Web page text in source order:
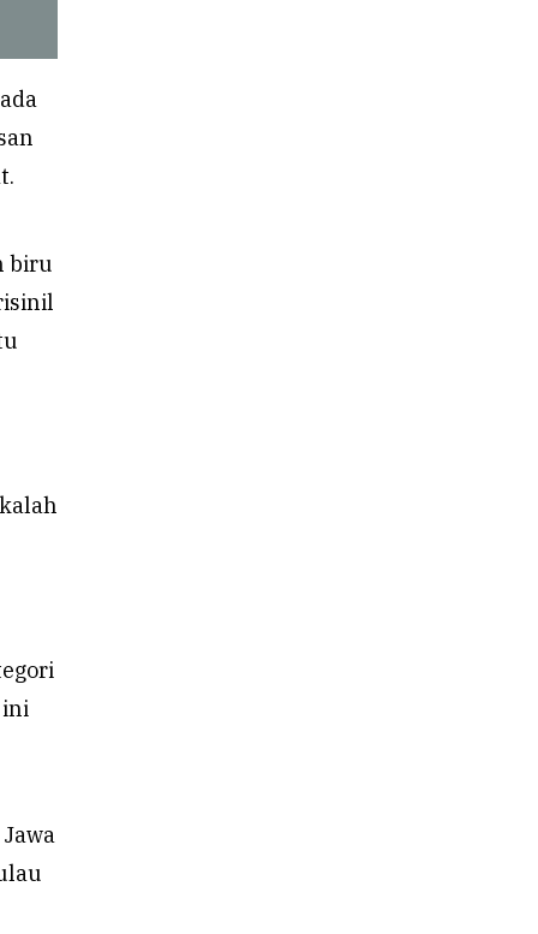
biru
ini